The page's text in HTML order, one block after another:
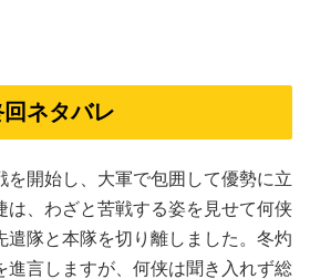
ネタバレ
を開始し、大軍で包囲して優勢に立
は、わざと苦戦する姿を見せて何侠
遣隊と本隊を切り離しました。冬灼
進言しますが、何侠は聞き入れず総